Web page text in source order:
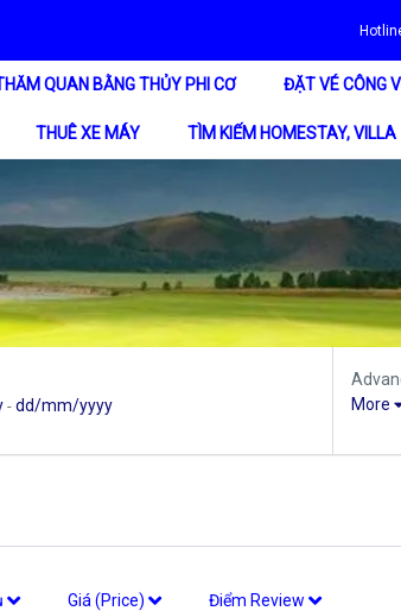
QUAN BẰNG THỦY PHI CƠ ĐẶT VÉ CÔNG
THUÊ XE MÁY TÌM KIẾM HOMESTAY, VILLA
- dd/mm/yyyy
More
Giá (Price) Điểm Review